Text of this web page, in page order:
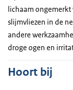
lichaam ongemerkt
slijmvliezen in de
andere
droge ogen en
Hoort bij